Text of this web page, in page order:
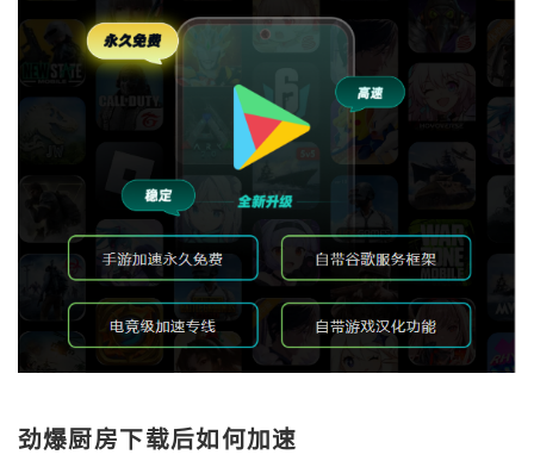
劲爆厨房下载后如何加速